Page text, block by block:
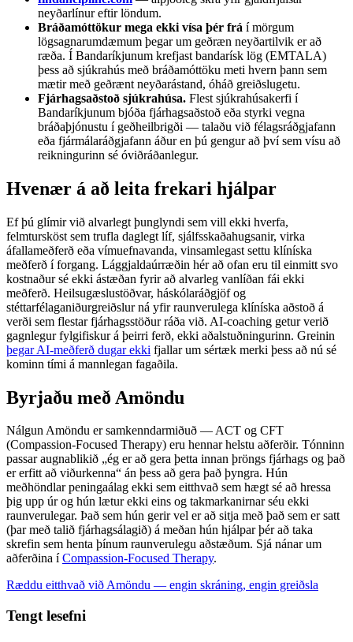
neyðarlínur eftir löndum.
Bráðamóttökur mega ekki vísa þér frá í mörgum
lögsagnarumdæmum þegar um geðræn neyðartilvik er að
ræða. Í Bandaríkjunum krefjast bandarísk lög (EMTALA)
þess að sjúkrahús með bráðamóttöku meti hvern þann sem
mætir með geðrænt neyðarástand, óháð greiðslugetu.
Fjárhagsaðstoð sjúkrahúsa. Flest sjúkrahúsakerfi í
Bandaríkjunum bjóða fjárhagsaðstoð eða styrki vegna
bráðaþjónustu í geðheilbrigði — talaðu við félagsráðgjafann
eða fjármálaráðgjafann áður en þú gengur að því sem vísu að
reikningurinn sé óviðráðanlegur.
Hvenær á að leita frekari hjálpar
Ef þú glímir við alvarlegt þunglyndi sem vill ekki hverfa,
felmtursköst sem trufla daglegt líf, sjálfsskaðahugsanir, virka
áfallameðferð eða vímuefnavanda, vinsamlegast settu klíníska
meðferð í forgang. Lággjaldaúrræðin hér að ofan eru til einmitt svo
kostnaður sé ekki ástæðan fyrir að alvarleg vanlíðan fái ekki
meðferð. Heilsugæslustöðvar, háskólaráðgjöf og
stéttarfélaganiðurgreiðslur ná yfir raunverulega klíníska aðstoð á
verði sem flestar fjárhagsstöður ráða við. AI-coaching getur verið
gagnlegur fylgifiskur á þeirri ferð, ekki aðalstuðningurinn. Greinin
þegar AI-meðferð dugar ekki fjallar um sértæk merki þess að nú sé
kominn tími á mannlegan fagaðila.
Byrjaðu með Amöndu
Nálgun Amöndu er samkenndarmiðuð — ACT og CFT
(Compassion-Focused Therapy) eru hennar helstu aðferðir. Tónninn
passar augnablikið „ég er að gera þetta innan þröngs fjárhags og það
er erfitt að viðurkenna“ án þess að gera það þyngra. Hún
meðhöndlar peningaálag ekki sem eitthvað sem hægt sé að hressa
þig upp úr og hún lætur ekki eins og takmarkanirnar séu ekki
raunverulegar. Það sem hún gerir vel er að sitja með það sem er satt
(þar með talið fjárhagsálagið) á meðan hún hjálpar þér að taka
skrefin sem henta þínum raunverulegu aðstæðum. Sjá nánar um
aðferðina íCompassion-Focused Therapy.
Ræddu eitthvað við Amöndu — engin skráning, engin greiðsla
Tengt lesefni